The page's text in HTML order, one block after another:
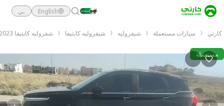
English ـي
كارتي سيارات مستعملة شيفروليه شيفروليه كابتيفا شفروليه كابتيفا 2023
مستعملة